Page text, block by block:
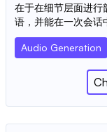
在于在细节层面进行
语，并能在一次会话
Audio Generation